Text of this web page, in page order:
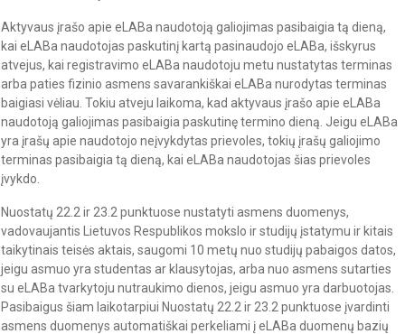
Aktyvaus įrašo apie eLABa naudotoją galiojimas pasibaigia tą dieną,
kai eLABa naudotojas paskutinį kartą pasinaudojo eLABa, išskyrus
atvejus, kai registravimo eLABa naudotoju metu nustatytas terminas
arba paties fizinio asmens savarankiškai eLABa nurodytas terminas
baigiasi vėliau. Tokiu atveju laikoma, kad aktyvaus įrašo apie eLABa
naudotoją galiojimas pasibaigia paskutinę termino dieną. Jeigu eLABa
yra įrašų apie naudotojo neįvykdytas prievoles, tokių įrašų galiojimo
terminas pasibaigia tą dieną, kai eLABa naudotojas šias prievoles
įvykdo.
Nuostatų 22.2 ir 23.2 punktuose nustatyti asmens duomenys,
vadovaujantis Lietuvos Respublikos mokslo ir studijų įstatymu ir kitais
taikytinais teisės aktais, saugomi 10 metų nuo studijų pabaigos datos,
jeigu asmuo yra studentas ar klausytojas, arba nuo asmens sutarties
su eLABa tvarkytoju nutraukimo dienos, jeigu asmuo yra darbuotojas.
Pasibaigus šiam laikotarpiui Nuostatų 22.2 ir 23.2 punktuose įvardinti
asmens duomenys automatiškai perkeliami į eLABa duomenų bazių